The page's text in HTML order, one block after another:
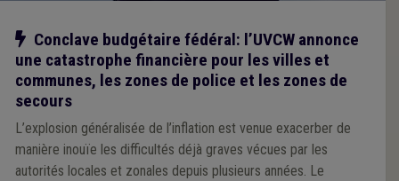
Notre action
Conclave budgétaire fédéral: l’UVCW annonce
une catastrophe financière pour les villes et
communes, les zones de police et les zones de
secours
L’explosion généralisée de l’inflation est venue exacerber de
manière inouïe les difficultés déjà graves vécues par les
autorités locales et zonales depuis plusieurs années. Le